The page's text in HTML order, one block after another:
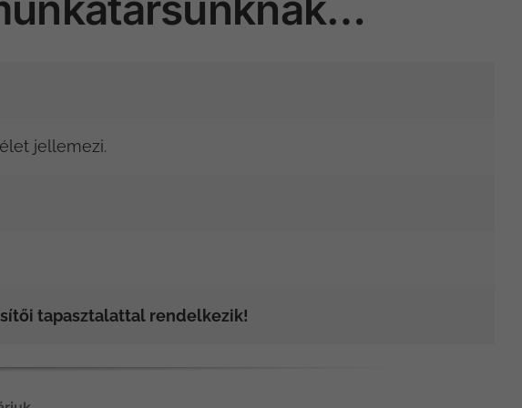
jellemezi.
tapasztalattal rendelkezik!